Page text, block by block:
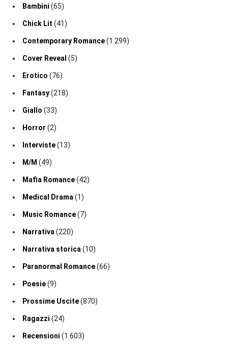
Bambini (65)
Chick Lit (41)
Contemporary Romance(1.299)
Cover Reveal (5)
Erotico (76)
Fantasy(218)
Giallo (33)
Horror (2)
Interviste(13)
M/M (49)
Mafia Romance(42)
Medical Drama (1)
Music Romance(7)
Narrativa (220)
Narrativa storica (10)
Paranormal Romance(66)
Poesie(9)
Prossime Uscite(870)
Ragazzi (24)
Recensioni (1.603)